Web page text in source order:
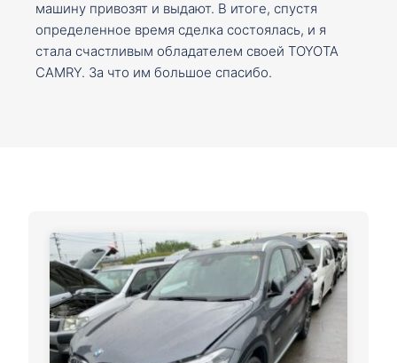
машину привозят и выдают. В итоге, спустя
определенное время сделка состоялась, и я
стала счастливым обладателем своей TOYOTA
CAMRY. За что им большое спасибо.